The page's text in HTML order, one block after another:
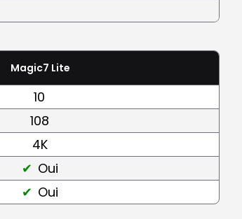
Magic7 Lite
10
108
4K
Oui
Oui